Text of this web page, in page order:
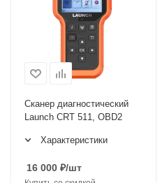
Сканер диагностический
Launch CRT 511, OBD2
Характеристики
16 000 ₽/шт